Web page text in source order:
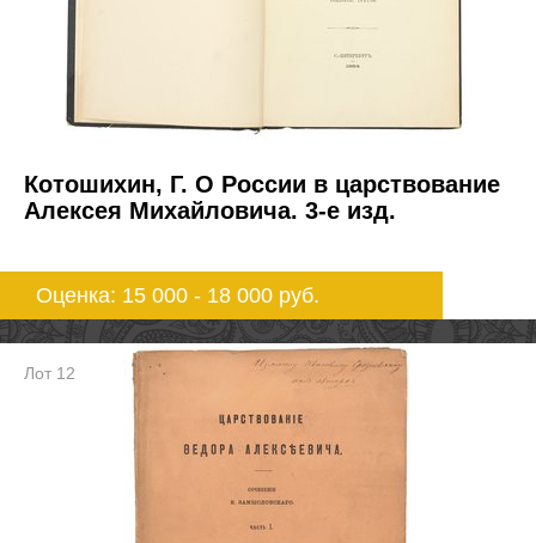
Котошихин, Г. О России в царствование
Алексея Михайловича. 3-е изд.
Оценка: 15 000 - 18 000 руб.
Лот 12